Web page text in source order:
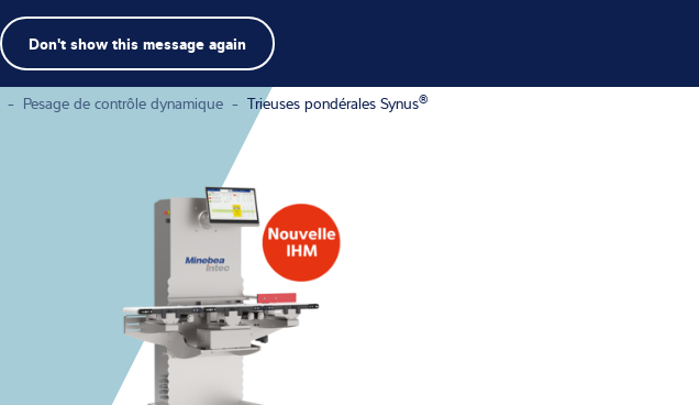
Don't show this message again
Recherche de produits
Search
term
Search
- Pesage de contrôle dynamique - Trieuses pondérales Synus®